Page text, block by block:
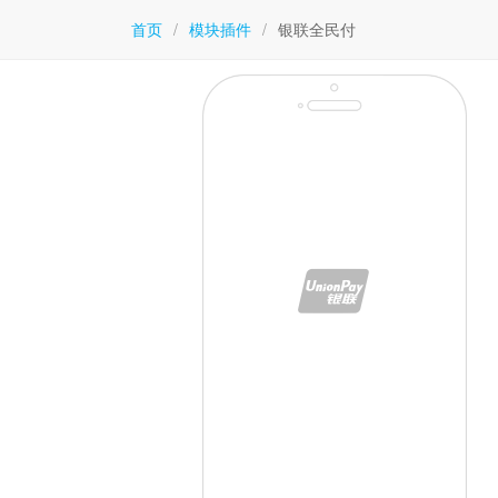
首页 / 模块插件 / 银联全民付